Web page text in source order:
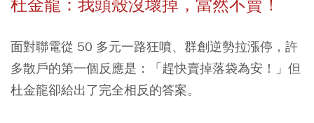
杜金龍：我頭殼沒壞掉，當然不賣！
面對聯電從 50 多元一路狂噴、群創逆勢拉漲停，許
多散戶的第一個反應是：「趕快賣掉落袋為安！」但
杜金龍卻給出了完全相反的答案。